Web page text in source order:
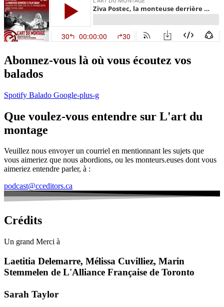
Abonnez-vous là où vous écoutez vos
balados
Spotify Balado Google-plus-g
Que voulez-vous entendre sur L'art du
montage
Veuillez nous envoyer un courriel en mentionnant les sujets que
vous aimeriez que nous abordions, ou les monteurs.euses dont vous
aimeriez entendre parler, à :
podcast@cceditors.ca
Crédits
Un grand Merci à
Laetitia Delemarre, Mélissa Cuvilliez, Marin
Stemmelen de L'Alliance Française de Toronto
Sarah Taylor